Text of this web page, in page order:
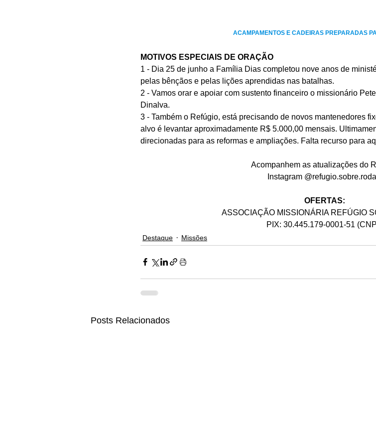
ACAMPAMENTOS E CADEIRAS PREPARADAS
MOTIVOS ESPECIAIS DE ORAÇÃO
1 - Dia 25 de junho a Família Dias completou nove anos de
pelas bênçãos e pelas lições aprendidas nas batalhas.
2 - Vamos orar e apoiar com sustento financeiro o missionário
Dinalva.
3 - Também o Refúgio, está precisando de novos mantenedores
alvo é levantar aproximadamente R$ 5.000,00 mensais.
direcionadas para as reformas e ampliações. Falta recurso para
Acompanhem as atualizações do
Instagram
OFERTAS:
ASSOCIAÇÃO MISSIONÁRIA REFÚGIO
PIX: 30.445.179-0001-51
Destaque Missões
Posts Relacionados